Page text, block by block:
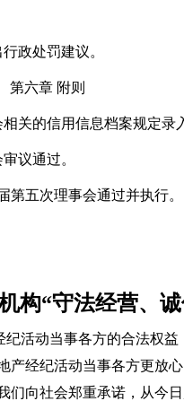
政处罚建议。
第六章 附则
关的信用信息档案规定录
议通过。
第五次理事会通过并执行。
构“守法经营、
活动当事各方的合法权益
产经纪活动当事各方更放
向社会郑重承诺，从今日